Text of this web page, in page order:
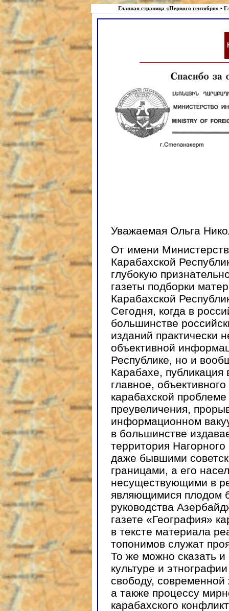
Главная страница «Первого сентября» •
Уважаемая Ольга
От имени
Карабахской
глубокую
газеты подборки
Карабахской
Сегодня, когда в
большинстве
изданий практически
объективной
Республике, но и
Карабахе, публикация
главное,
карабахской проблеме
преувеличения,
информационном
в большинстве
территория
даже бывшими
границами, а его
несуществующими в
являющимися плодом
руководства
газете «География»
в тексте материала
топонимов служат
То же можно сказать
культуре и
свободу,
а также процессу
карабахского